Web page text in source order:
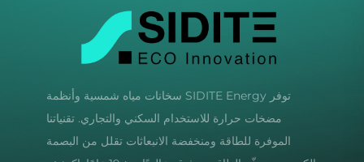
توفر SIDITE Energy سخانات مياه شمسية وأنظمة
مضخات حرارة للاستخدام السكني والتجاري. تقنياتنا
الموفرة للطاقة ومنخفضة الانبعاثات تقلل من البصمة